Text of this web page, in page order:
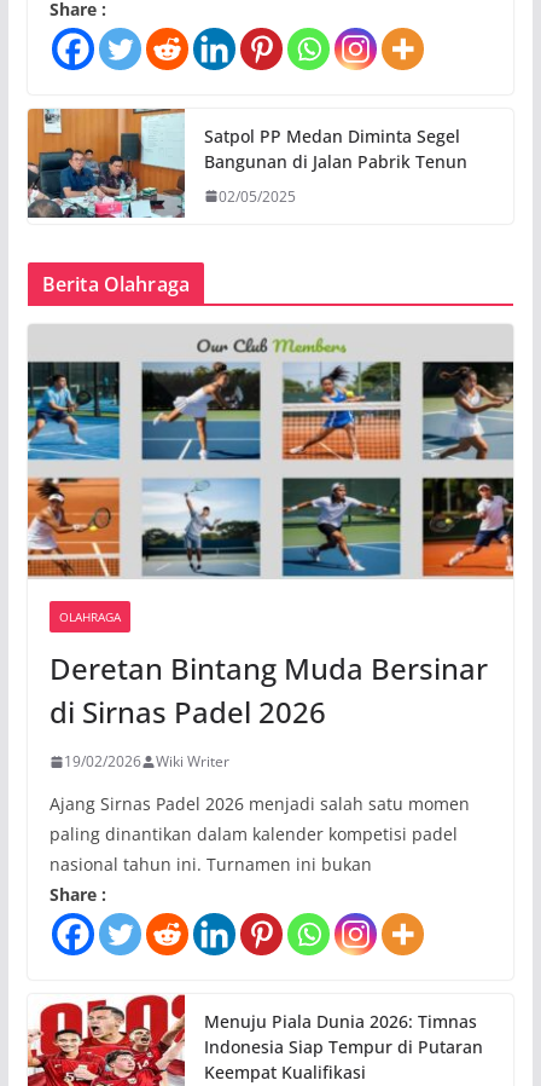
Share :
Satpol PP Medan Diminta Segel
Bangunan di Jalan Pabrik Tenun
02/05/2025
Berita Olahraga
OLAHRAGA
Deretan Bintang Muda Bersinar
di Sirnas Padel 2026
19/02/2026 Wiki Writer
Ajang Sirnas Padel 2026 menjadi salah satu momen
paling dinantikan dalam kalender kompetisi padel
nasional tahun ini. Turnamen ini bukan
Share :
Menuju Piala Dunia 2026: Timnas
Indonesia Siap Tempur di Putaran
Keempat Kualifikasi